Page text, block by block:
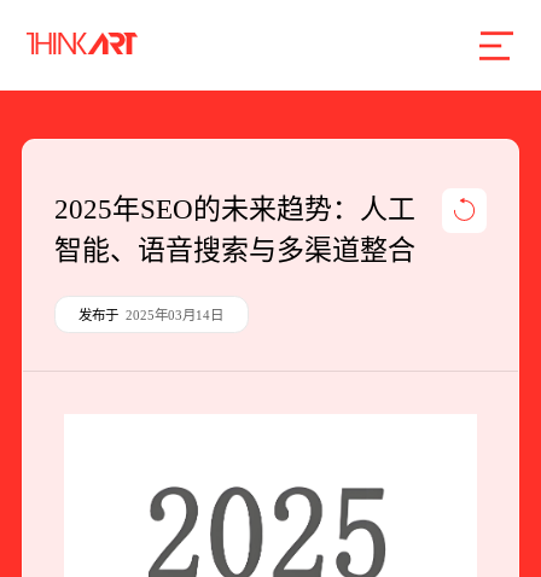
企业网站建设
数字产品研发
2025年SEO的未来趋势：人工
智能、语音搜索与多渠道整合
发布于 2025年03月14日